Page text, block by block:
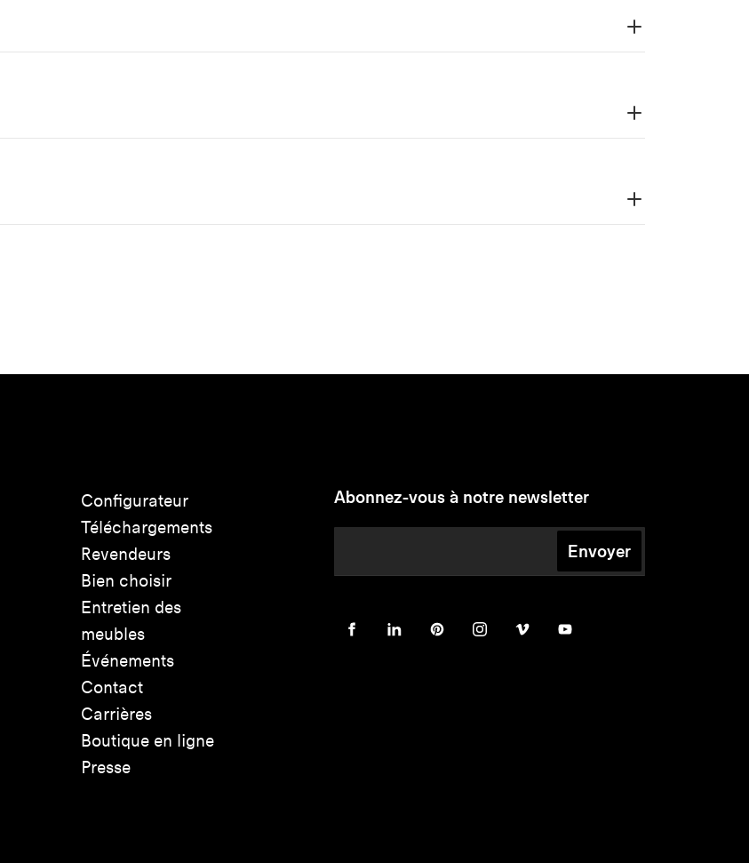
Configurateur
Téléchargements
Revendeurs
Bien choisir
Entretien des
meubles
Événements
Contact
Carrières
Boutique en ligne
Presse
Abonnez-vous à notre newsletter
Envoyer